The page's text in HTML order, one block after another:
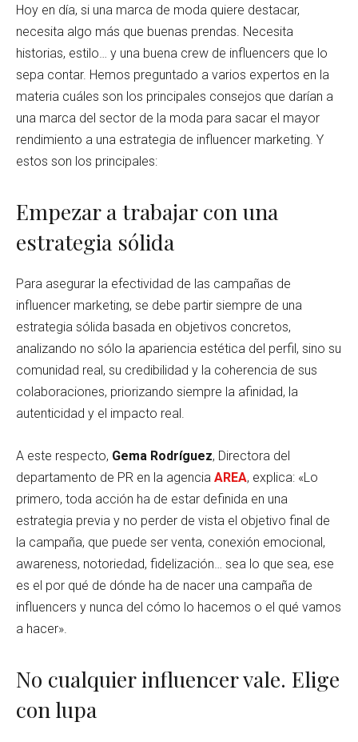
Hoy en día, si una marca de moda quiere destacar,
necesita algo más que buenas prendas. Necesita
historias, estilo… y una buena crew de influencers que lo
sepa contar. Hemos preguntado a varios expertos en la
materia cuáles son los principales consejos que darían a
una marca del sector de la moda para sacar el mayor
rendimiento a una estrategia de influencer marketing. Y
estos son los principales:
Empezar a trabajar con una
estrategia sólida
Para asegurar la efectividad de las campañas de
influencer marketing, se debe partir siempre de una
estrategia sólida basada en objetivos concretos,
analizando no sólo la apariencia estética del perfil, sino su
comunidad real, su credibilidad y la coherencia de sus
colaboraciones, priorizando siempre la afinidad, la
autenticidad y el impacto real.
A este respecto, Gema Rodríguez, Directora del
departamento de PR en la agencia AREA, explica: «Lo
primero, toda acción ha de estar definida en una
estrategia previa y no perder de vista el objetivo final de
la campaña, que puede ser venta, conexión emocional,
awareness, notoriedad, fidelización… sea lo que sea, ese
es el por qué de dónde ha de nacer una campaña de
influencers y nunca del cómo lo hacemos o el qué vamos
a hacer».
No cualquier influencer vale. Elige
con lupa